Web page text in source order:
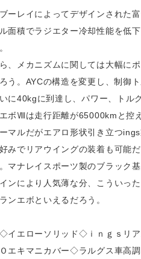
ーレイによってデザインされた
面積でラジエター冷却性能を低
、メカニズムに関しては大幅に
う。AYCの構造を変更し、制御
に40kgに到達し、パワー、トル
ボⅧは走行距離が65000kmと控
マルだがエアロ形状引き立つ
みでリアウイングの装着も可能
マナレイスポーツ製のブラック
ンにより人気薄な分、こういっ
ンエボといえるだろう。
エローソリッド◇ｉｎｇｓリ
エキマニカバー◇ラルグス車高